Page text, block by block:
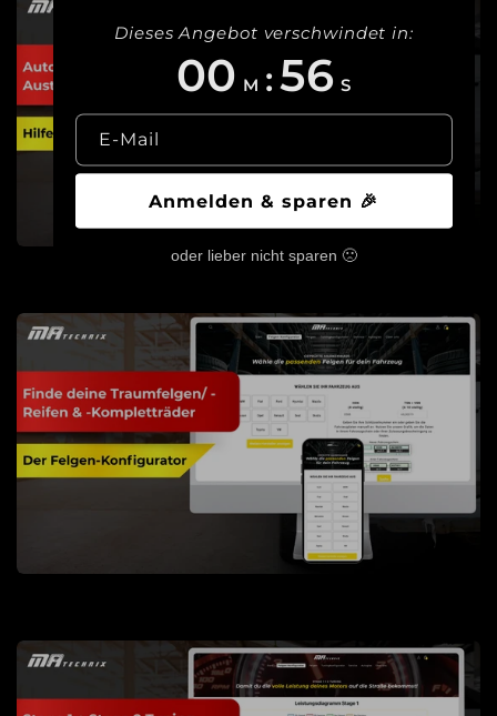
Dieses Angebot verschwindet in:
00 M : 55 S
E-Mail
Anmelden & sparen 🎉
oder lieber nicht sparen 🙁